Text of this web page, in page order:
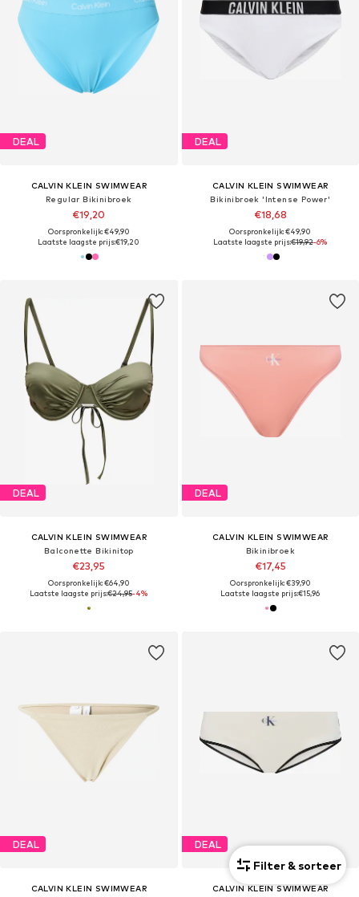
DEAL
CALVIN KLEIN SWIMWEAR
Regular Bikinibroek
€19,20
Oorspronkelijk: €49,90
Laatste laagste prijs:€19,20
DEAL
CALVIN KLEIN SWIMWEAR
Bikinibroek 'Intense Power'
€18,68
Oorspronkelijk: €49,90
Laatste laagste prijs:€19,92-6%
DEAL
CALVIN KLEIN SWIMWEAR
Balconette Bikinitop
€23,95
Oorspronkelijk: €64,90
Laatste laagste prijs:€24,95-4%
DEAL
CALVIN KLEIN SWIMWEAR
Bikinibroek
€17,45
Oorspronkelijk: €39,90
Laatste laagste prijs:€15,96
DEAL
CALVIN KLEIN SWIMWEAR
DEAL
CALVIN KLEIN SWIMWEAR
Filter & sorteer